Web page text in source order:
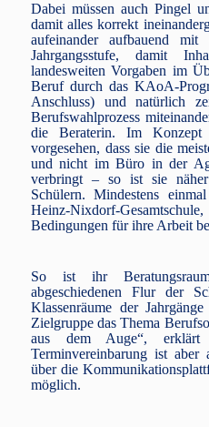
Dabei müssen auch Pingel
damit alles korrekt
aufeinander aufbauend
Jahrgangsstufe, damit
landesweiten Vorgaben im
Beruf durch das KAoA-
Anschluss) und natürlich
Berufswahlprozess
die Beraterin. Im Konzept
vorgesehen, dass sie die
und nicht im Büro in der
verbringt – so ist sie
Schülern. Mindestens
Heinz-Nixdorf-
Bedingungen für ihre Arbeit
So ist ihr
abgeschiedenen Flur der
Klassenräume der
Zielgruppe das Thema
aus dem Auge“, erklärt
Terminvereinbarung ist
über die
möglich.